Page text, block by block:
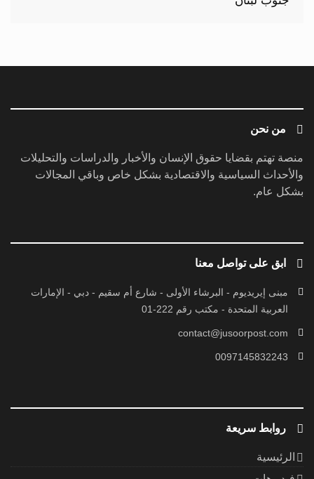
من نحن
منصة تهتم بقضايا حقوق الإنسان والأخبار والدراسات والتحليلات
والأحداث السياسية والاقتصادية بشكل خاص وباقي المجالات
بشكل عام.
ابق على تواصل معنا
مبنى إيريديوم - البرشاء الأولى - شارع أم سقيم - دبي - الإمارات
العربية المتحدة - مكتب رقم 222-01
contact@jusoorpost.com
0097145832243
روابط سريعة
الرئيسية